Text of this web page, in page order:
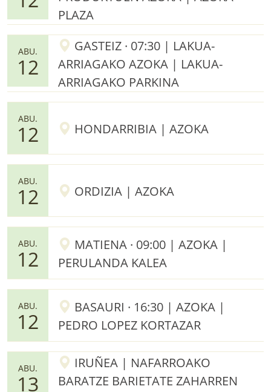
PLAZA
ABU.
12
GASTEIZ · 07:30 | LAKUA-
ARRIAGAKO AZOKA | LAKUA-
ARRIAGAKO PARKINA
ABU.
12 HONDARRIBIA | AZOKA
ABU.
12 ORDIZIA | AZOKA
ABU.
12
MATIENA · 09:00 | AZOKA |
PERULANDA KALEA
ABU.
12
BASAURI · 16:30 | AZOKA |
PEDRO LOPEZ KORTAZAR
ABU.
13
IRUÑEA | NAFARROAKO
BARATZE BARIETATE ZAHARREN